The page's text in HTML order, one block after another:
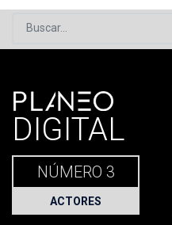
Buscar...
Portada» Planeo Hoy
PLANEO
DIGITAL
NÚMERO 3
ACTORES